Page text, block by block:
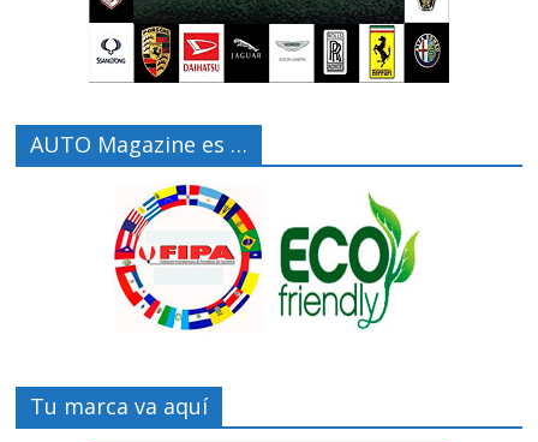
AUTO Magazine es …
Tu marca va aquí